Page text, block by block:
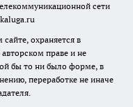
сети
охраняется в
праве и не
бы то ни было форме, в
переработке не иначе